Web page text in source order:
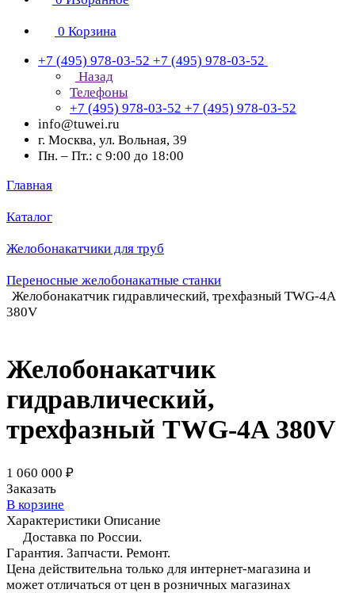
0 Корзина
+7 (495) 978-03-52 +7 (495) 978-03-52
Назад
Телефоны
+7 (495) 978-03-52 +7 (495) 978-03-52
info@tuwei.ru
г. Москва, ул. Вольная, 39
Пн. – Пт.: с 9:00 до 18:00
Главная
Каталог
Желобонакатчики для труб
Переносные желобонакатные станки
Желобонакатчик гидравлический, трехфазный TWG-4A
380V
Желобонакатчик
гидравлический,
трехфазный TWG-4A 380V
1 060 000 ₽
Заказать
В корзине
Характеристики Описание
Доставка по России.
Гарантия. Запчасти. Ремонт.
Цена действительна только для интернет-магазина и
может отличаться от цен в розничных магазинах